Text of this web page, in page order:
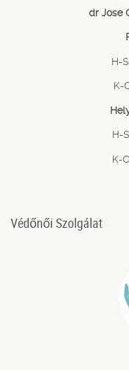
dr Jose
H-
K-
H-
K-
Védőnői Szolgálat